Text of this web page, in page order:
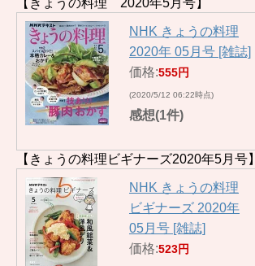
【きょうの料理 2020年5月号】
NHK きょうの料理
2020年 05月号 [雑誌]
価格:555円
(2020/5/12 06:22時点)
感想(1件)
【きょうの料理ビギナーズ2020年5月号】
NHK きょうの料理
ビギナーズ 2020年
05月号 [雑誌]
価格:523円